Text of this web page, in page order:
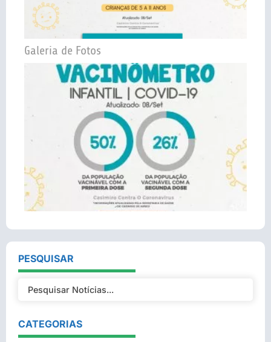
Galeria de Fotos
PESQUISAR
CATEGORIAS